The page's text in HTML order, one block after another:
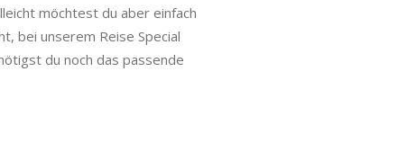
möchtest du aber einfach
bei unserem Reise Special
du noch das passende